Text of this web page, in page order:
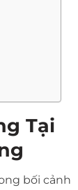
Tại
bối cảnh